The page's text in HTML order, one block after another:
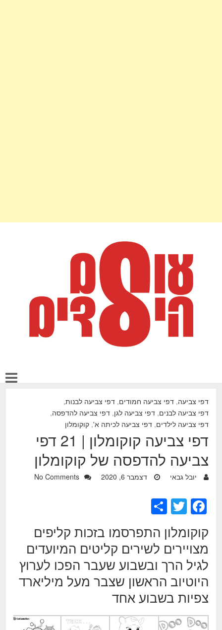
דפי צביעה, דפי צביעה חמודים, דפי צביעה לבנות,
דפי צביעה לבנים, דפי צביעה לגן, דפי צביעה להדפסה,
דפי צביעה לילדים, דפי צביעה לכיתה א', קוקומלון
דפי צביעה קוקומלון | 21 דפי
צביעה להדפסה של קוקומלון
יובל גבאי דצמבר 6, 2020 No Comments
F
c
e
b
o
o
k
T
tt
er
ar
e
קוקומלון התפרסמו בזכות קליפים
מצויירים לשירים קליטים המיועדים
לגיל הרך ובשבוע שעבר הפכו לערוץ
היוטיוב הראשון שצבר מעל מיליארד
צפיות בשבוע אחד